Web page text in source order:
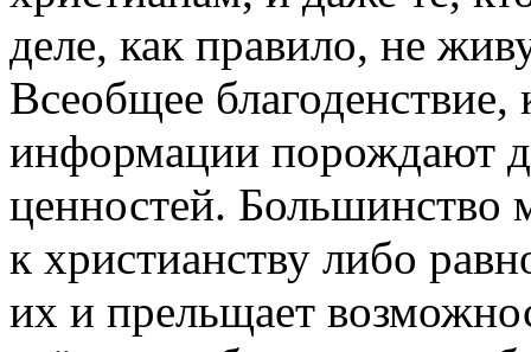
деле, как правило, не
Всеобщее
информации порождают
ценностей. Большинство
к христианству либо
их и прельщает